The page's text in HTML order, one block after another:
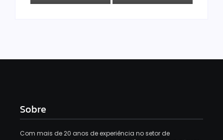
Sobre
Com mais de 20 anos de experiência no setor de